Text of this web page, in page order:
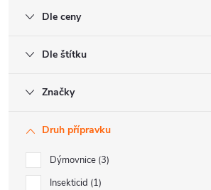
Dle ceny
Dle štítku
Značky
Druh přípravku
Dýmovnice 3
Insekticid 1